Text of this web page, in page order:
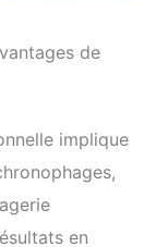
de
implique
en